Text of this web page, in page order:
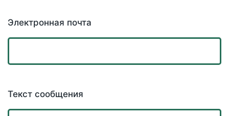
Электронная почта
Текст сообщения